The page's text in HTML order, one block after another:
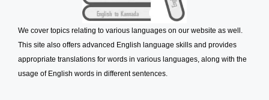
We cover topics relating to various languages on our website as well.
This site also offers advanced English language skills and provides
appropriate translations for words in various languages, along with the
usage of English words in different sentences.